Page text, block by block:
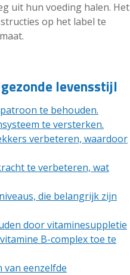
uit hun voeding halen. Het
op het label te
levensstijl
te behouden.
te versterken.
verbeteren, waardoor
te verbeteren, wat
die belangrijk zijn
door vitaminesuppletie
B-complex toe te
eenzelfde